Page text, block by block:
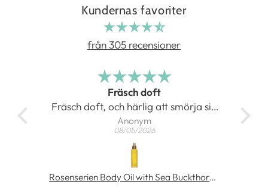
Kundernas favoriter
från 305 recensioner
Fräsch doft
Fräsch doft, och härlig att smörja sig
med
Gör kroppen len och skön
Anonym
08/05/2026
Rosenserien Body Oil with Sea Buckthorn 100 ml